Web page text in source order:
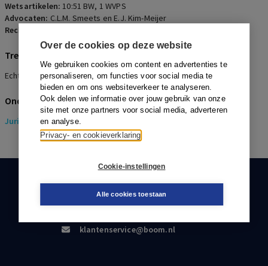
Over de cookies op deze website
We gebruiken cookies om content en advertenties te
personaliseren, om functies voor social media te
bieden en om ons websiteverkeer te analyseren.
Ook delen we informatie over jouw gebruik van onze
site met onze partners voor social media, adverteren
en analyse.
Privacy- en cookieverklaring
Cookie-instellingen
Alle cookies toestaan
Wetsartikelen:10:51 BW, 1 WVPS
Advocaten: C.L.M. Smeets en E.J. Kim-Meijer
Rechters:
Trefwoorden
Echtscheiding, Internationaal, wvps, WVPS
Onderwerpen
Juridisch> Pensioenrecht
KLANTENSERVICE
088-0301000
klantenservice@boom.nl